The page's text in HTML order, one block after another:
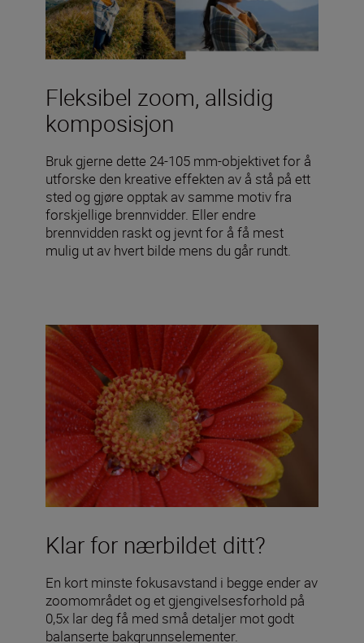
Fleksibel zoom, allsidig
komposisjon
Bruk gjerne dette 24-105 mm-objektivet for å
utforske den kreative effekten av å stå på ett
sted og gjøre opptak av samme motiv fra
forskjellige brennvidder. Eller endre
brennvidden raskt og jevnt for å få mest
mulig ut av hvert bilde mens du går rundt.
Klar for nærbildet ditt?
En kort minste fokusavstand i begge ender av
zoomområdet og et gjengivelsesforhold på
0,5x lar deg få med små detaljer mot godt
balanserte bakgrunnselementer.